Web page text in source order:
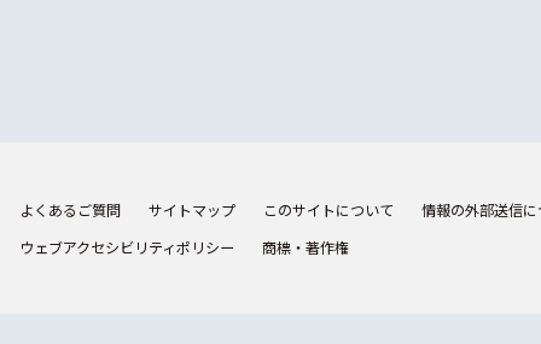
よくあるご質問 サイトマップ このサイトについて
情報の外部送信
ウェブアクセシビリティポリシー
商標・著作権